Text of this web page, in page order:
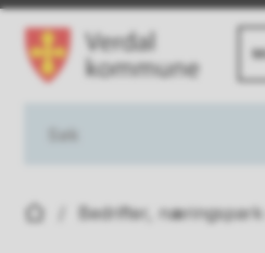
Du er her:Bedrifter,